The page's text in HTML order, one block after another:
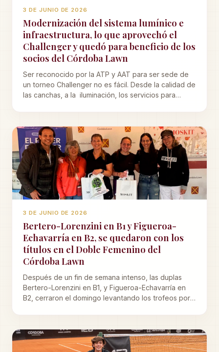
3 DE JUNIO DE 2026
Modernización del sistema lumínico e
infraestructura, lo que aprovechó el
Challenger y quedó para beneficio de los
socios del Córdoba Lawn
Ser reconocido por la ATP y AAT para ser sede de
un torneo Challenger no es fácil. Desde la calidad de
las canchas, a la iluminación, los servicios para
calidad.
3 DE JUNIO DE 2026
Bertero-Lorenzini en B1 y Figueroa-
Echavarría en B2, se quedaron con los
títulos en el Doble Femenino del
Córdoba Lawn
Después de un fin de semana intenso, las duplas
Bertero-Lorenzini en B1, y Figueroa-Echavarría en
B2, cerraron el domingo levantando los trofeos por